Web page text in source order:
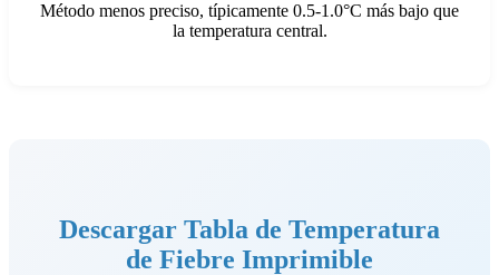
Método menos preciso, típicamente 0.5-1.0°C más bajo que
la temperatura central.
Descargar Tabla de Temperatura
de Fiebre Imprimible